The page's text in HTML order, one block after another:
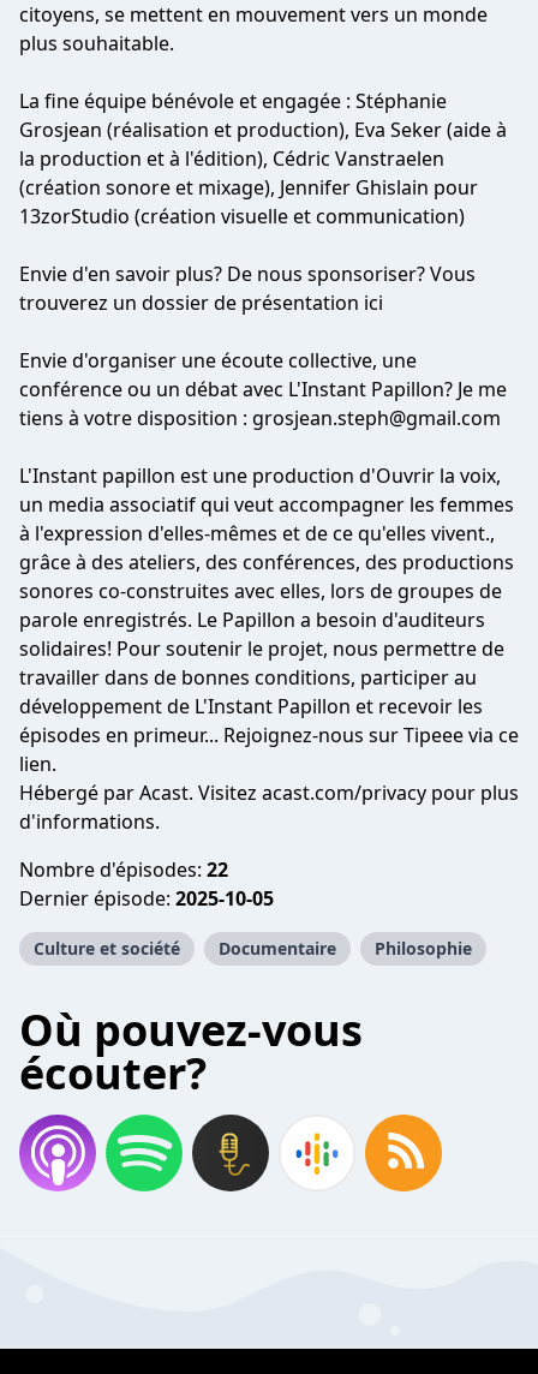
citoyens, se mettent en mouvement vers un monde
plus souhaitable.
La fine équipe bénévole et engagée : Stéphanie
Grosjean (réalisation et production), Eva Seker (aide à
la production et à l'édition), Cédric Vanstraelen
(création sonore et mixage), Jennifer Ghislain pour
13zorStudio (création visuelle et communication)
Envie d'en savoir plus? De nous sponsoriser? Vous
trouverez un dossier de présentation ici
Envie d'organiser une écoute collective, une
conférence ou un débat avec L'Instant Papillon? Je me
tiens à votre disposition : grosjean.steph@gmail.com
L'Instant papillon est une production d'Ouvrir la voix,
un media associatif qui veut accompagner les femmes
à l'expression d'elles-mêmes et de ce qu'elles vivent.,
grâce à des ateliers, des conférences, des productions
sonores co-construites avec elles, lors de groupes de
parole enregistrés. Le Papillon a besoin d'auditeurs
solidaires! Pour soutenir le projet, nous permettre de
travailler dans de bonnes conditions, participer au
développement de L'Instant Papillon et recevoir les
épisodes en primeur... Rejoignez-nous surTipeee via ce
lien.
Hébergé par Acast. Visitez acast.com/privacy pour plus
d'informations.
Nombre d'épisodes: 22
Dernier épisode: 2025-10-05
Culture et société Documentaire Philosophie
Où pouvez-vous
écouter?